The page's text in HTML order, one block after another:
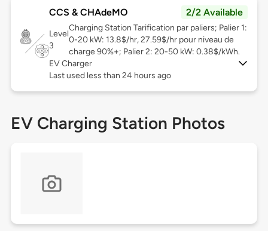
CCS & CHAdeMO 2/2 Available
Level
3
Charging Station Tarification par paliers; Palier 1:
0-20 kW: 13.8$/hr, 27.59$/hr pour niveau de
charge 90%+; Palier 2: 20-50 kW: 0.38$/kWh.
EV Charger
Last used less than 24 hours ago
EV Charging Station Photos